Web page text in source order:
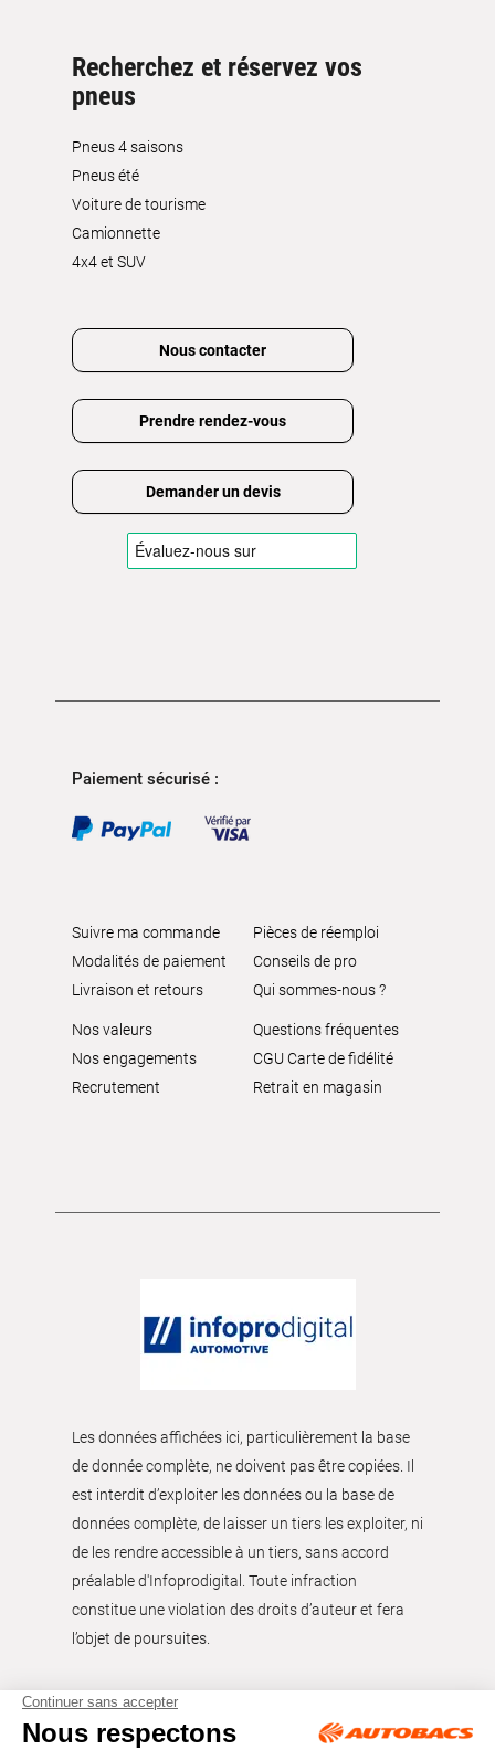
Recherchez et réservez vos
pneus
Pneus 4 saisons
Pneus été
Voiture de tourisme
Camionnette
4x4 et SUV
Nous contacter
Prendre rendez-vous
Demander un devis
Paiement sécurisé :
Suivre ma commande
Modalités de paiement
Livraison et retours
Pièces de réemploi
Conseils de pro
Qui sommes-nous ?
Nos valeurs
Nos engagements
Recrutement
Questions fréquentes
CGU Carte de fidélité
Retrait en magasin
Les données affichées ici, particulièrement la base
de donnée complète, ne doivent pas être copiées. Il
est interdit d’exploiter les données ou la base de
données complète, de laisser un tiers les exploiter, ni
de les rendre accessible à un tiers, sans accord
préalable d'Infoprodigital. Toute infraction
constitue une violation des droits d’auteur et fera
l’objet de poursuites.